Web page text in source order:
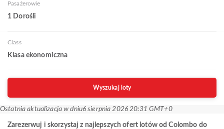
Pasażerowie
1 Dorośli
Class
Klasa ekonomiczna
Wyszukaj loty
Ostatnia aktualizacja w dniu6 sierpnia 2026 20:31 GMT+0
Zarezerwuj i skorzystaj z najlepszych ofert lotów od Colombo do